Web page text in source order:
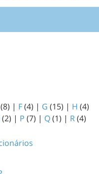
(8) | F(4) | G (15) | H (4)
(2) | P (7) | Q(1) | R(4)